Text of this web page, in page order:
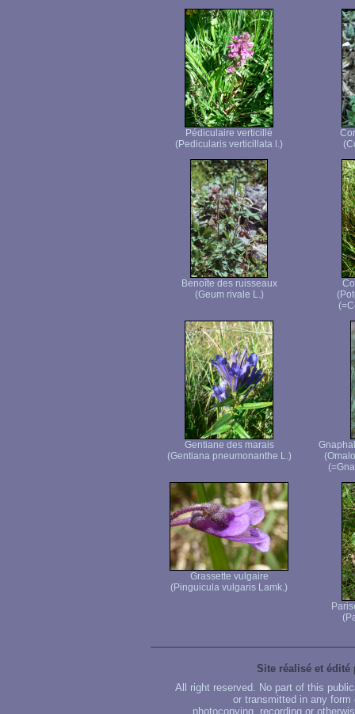
Pédiculaire verticillé
(Pedicularis verticillata l.)
Benoîte des ruisseaux
(Geum rivale L.)
Gentiane des marais
(Gentiana pneumonanthe L.)
Grassette vulgaire
(Pinguicula vulgaris Lamk.)
Site réalisé et édité
All right reserved. No part of this
or transmitted in any
photocopying, recording or